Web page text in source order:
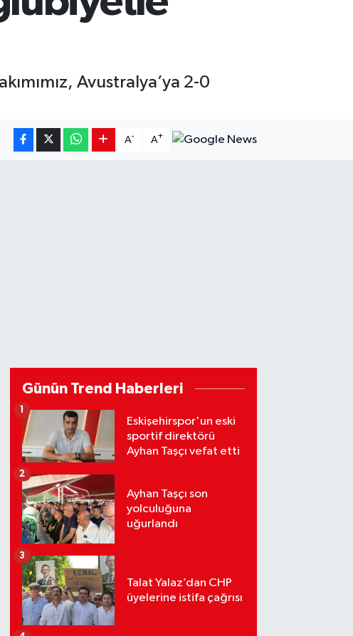
Avustralya’ya 2-0
A- A+
Günün Trend Haberleri
Eskişehirspor'un eski
sportif direktörü
Ayhan Taşçı vefat etti
1
Ayhan Taşçı son
yolculuğuna
uğurlandı
2
Talat Yalaz’dan CHP
üyelerine istifa çağrısı
3